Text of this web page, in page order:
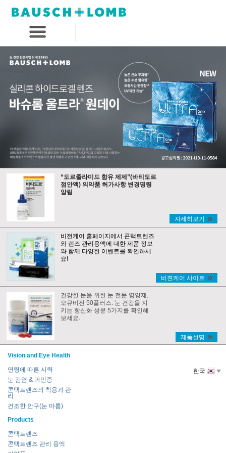
“도르졸라미드 함유 제제”(바티도르
점안액) 의약품 허가사항 변경명령
알림
자세히보기
비전케어 홈페이지에서 콘택트렌즈
와 렌즈 관리용액에 대한 제품 정보
와 함께 다양한 이벤트를 확인하세
요!
비젼케어 사이트
건강한 눈을 위한 눈 전문 영양제,
오큐비전 50플러스. 눈 건강을 지
키는 항산화 성분 5가지를 확인해
보세요.
제품설명
Vision and Eye Health
연령에 따른 시력
눈 감염 & 과민증
콘택트렌즈의 착용과 관
리
건조한 안구(눈 마름)
Products
콘택트렌즈
콘택트렌즈 관리 용액
한국